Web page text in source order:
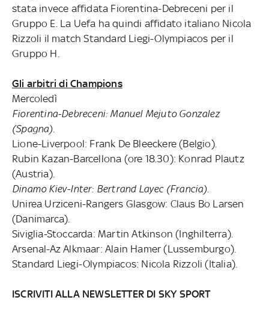
stata invece affidata Fiorentina-Debreceni per il
Gruppo E. La Uefa ha quindi affidato italiano Nicola
Rizzoli il match Standard Liegi-Olympiacos per il
Gruppo H.
Gli arbitri di Champions
Mercoledì
Fiorentina-Debreceni: Manuel Mejuto Gonzalez
(Spagna).
Lione-Liverpool: Frank De Bleeckere (Belgio).
Rubin Kazan-Barcellona (ore 18.30): Konrad Plautz
(Austria).
Dinamo Kiev-Inter: Bertrand Layec (Francia).
Unirea Urziceni-Rangers Glasgow: Claus Bo Larsen
(Danimarca).
Siviglia-Stoccarda: Martin Atkinson (Inghilterra).
Arsenal-Az Alkmaar: Alain Hamer (Lussemburgo).
Standard Liegi-Olympiacos: Nicola Rizzoli (Italia).
ISCRIVITI ALLA NEWSLETTER DI SKY SPORT